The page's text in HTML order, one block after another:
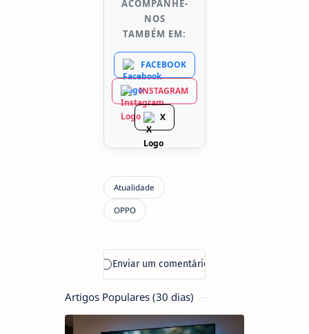
ACOMPANHE-
NOS
TAMBÉM EM:
FACEBOOK
INSTAGRAM
X
Artigos Populares (30 dias)